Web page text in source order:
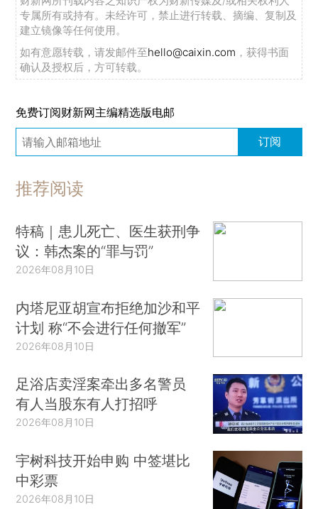
专属所有或持有。未经许可，禁止进行转载、摘编、复制及
建立镜像等任何使用。
如有意愿转载，请发邮件至hello@caixin.com ，获得书面
确认及授权后，方可转载。
免费订阅财新网主编精选版电邮
订阅
推荐阅读
特稿｜患儿死亡、医生获刑争
议：韩杰案的“罪与罚”
2026年08月10日
内塔尼亚胡宣布拒绝加沙和平
计划 称“不会进行任何撤军”
2026年08月10日
足浴店卖淫案牵出多名警员
有人当股东有人打招呼
2026年08月10日
宇树科技开始申购 中签堪比
中彩票
2026年08月10日